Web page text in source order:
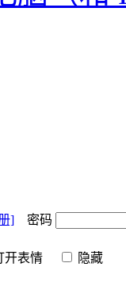
] 密码
开表情 隐